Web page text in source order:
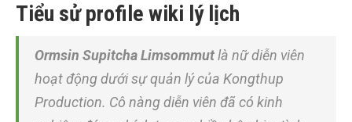
Tiểu sử profile wiki lý lịch
Ormsin Supitcha Limsommutlà nữ diễn viên
hoạt động dưới sự quản lý của Kongthup
Production. Cô nàng diễn viên đã có kinh